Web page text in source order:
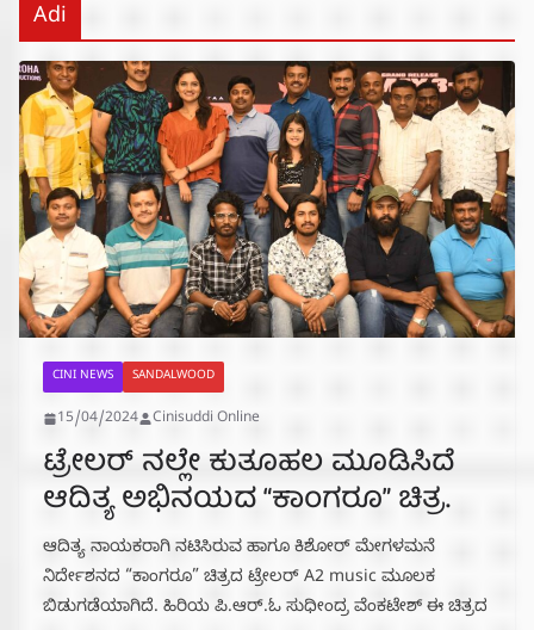
Adi
CINI NEWS SANDALWOOD
15/04/2024 Cinisuddi Online
ಟ್ರೇಲರ್ ನಲ್ಲೇ ಕುತೂಹಲ ಮೂಡಿಸಿದೆ
ಆದಿತ್ಯ ಅಭಿನಯದ “ಕಾಂಗರೂ” ಚಿತ್ರ.
ಆದಿತ್ಯ ನಾಯಕರಾಗಿ ನಟಿಸಿರುವ ಹಾಗೂ ಕಿಶೋರ್ ಮೇಗಳಮನೆ
ನಿರ್ದೇಶನದ “ಕಾಂಗರೂ” ಚಿತ್ರದ ಟ್ರೇಲರ್ A2 music ಮೂಲಕ
ಬಿಡುಗಡೆಯಾಗಿದೆ. ಹಿರಿಯ ಪಿ.ಆರ್.ಓ ಸುಧೀಂದ್ರ ವೆಂಕಟೇಶ್ ಈ ಚಿತ್ರದ